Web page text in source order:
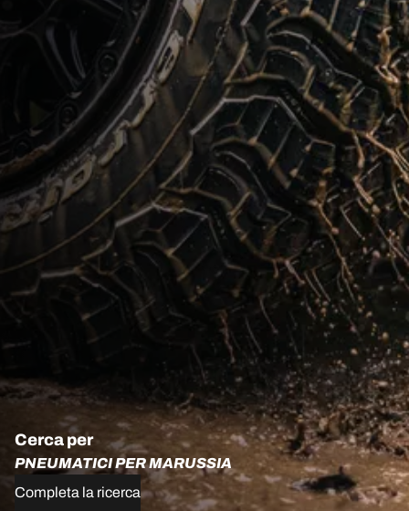
Cerca per
PNEUMATICI PER MARUSSIA
Completa la ricerca